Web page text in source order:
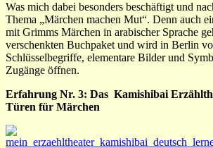
Was mich dabei besonders beschäftigt und
Thema „Märchen machen Mut“. Denn auch
mit Grimms Märchen in arabischer Sprache
verschenkten Buchpaket und wird in Berlin
Schlüsselbegriffe, elementare Bilder und
Zugänge öffnen.
Erfahrung Nr. 3: Das Kamishibai
Türen für Märchen